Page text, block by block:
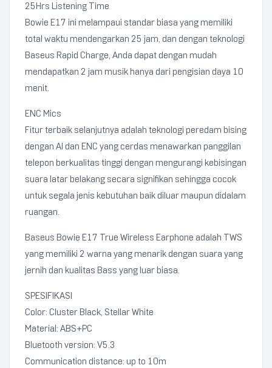
25Hrs Listening Time
Bowie E17 ini melampaui standar biasa yang memiliki
total waktu mendengarkan 25 jam, dan dengan teknologi
Baseus Rapid Charge, Anda dapat dengan mudah
mendapatkan 2 jam musik hanya dari pengisian daya 10
menit.
ENC Mics
Fitur terbaik selanjutnya adalah teknologi peredam bising
dengan Al dan ENC yang cerdas menawarkan panggilan
telepon berkualitas tinggi dengan mengurangi kebisingan
suara latar belakang secara signifikan sehingga cocok
untuk segala jenis kebutuhan baik diluar maupun didalam
ruangan.
Baseus Bowie E17 True Wireless Earphone adalah TWS
yang memiliki 2 warna yang menarik dengan suara yang
jernih dan kualitas Bass yang luar biasa.
SPESIFIKASI
Color: Cluster Black, Stellar White
Material: ABS+PC
Bluetooth version: V5.3
Communication distance: up to 10m